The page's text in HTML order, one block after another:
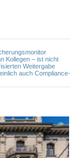
Kollegen – ist nicht
Weitergabe
auch Compliance-